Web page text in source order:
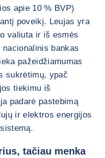
apie 10 % BVP)
poveikį. Leujas yra
valiuta ir iš esmės
bankas
pažeidžiamumas
sukrėtimų, ypač
tiekimu iš
padarė pastebimą
ir elektros energijos
tačiau menka